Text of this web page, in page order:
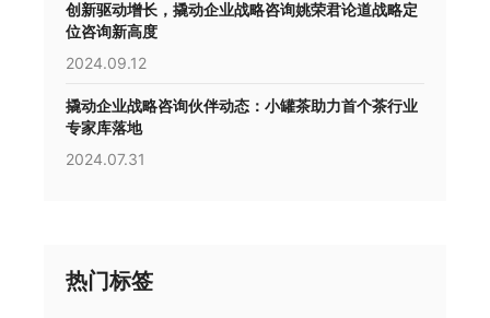
创新驱动增长，撬动企业战略咨询姚荣君论道战略定
位咨询新高度
2024.09.12
撬动企业战略咨询伙伴动态：小罐茶助力首个茶行业
专家库落地
2024.07.31
热门标签